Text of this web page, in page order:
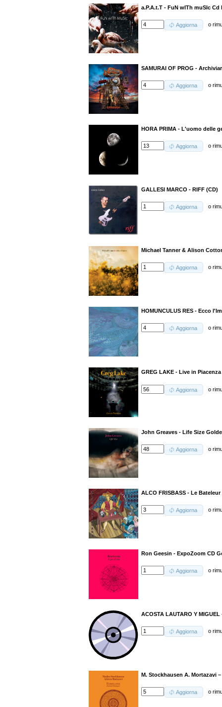
a.P.A.t.T - FuN wITh muSIc Cd
Aggiorna o
SAMURAI OF PROG -
Aggiorna o
HORA PRIMA - L'uomo delle
Aggiorna o
GALLESI MARCO - RIFF (CD)
Aggiorna o
Michael Tanner & Alison
Aggiorna o
HOMUNCULUS RES - Ecco
Aggiorna o
GREG LAKE - Live in
Aggiorna o
John Greaves - Life Size
Aggiorna o
ALCO FRISBASS - Le
Aggiorna o
Ron Geesin - ExpoZoom CD
Aggiorna o
ACOSTA LAUTARO Y
Aggiorna o
M. Stockhausen A. Mortazavi
Aggiorna o